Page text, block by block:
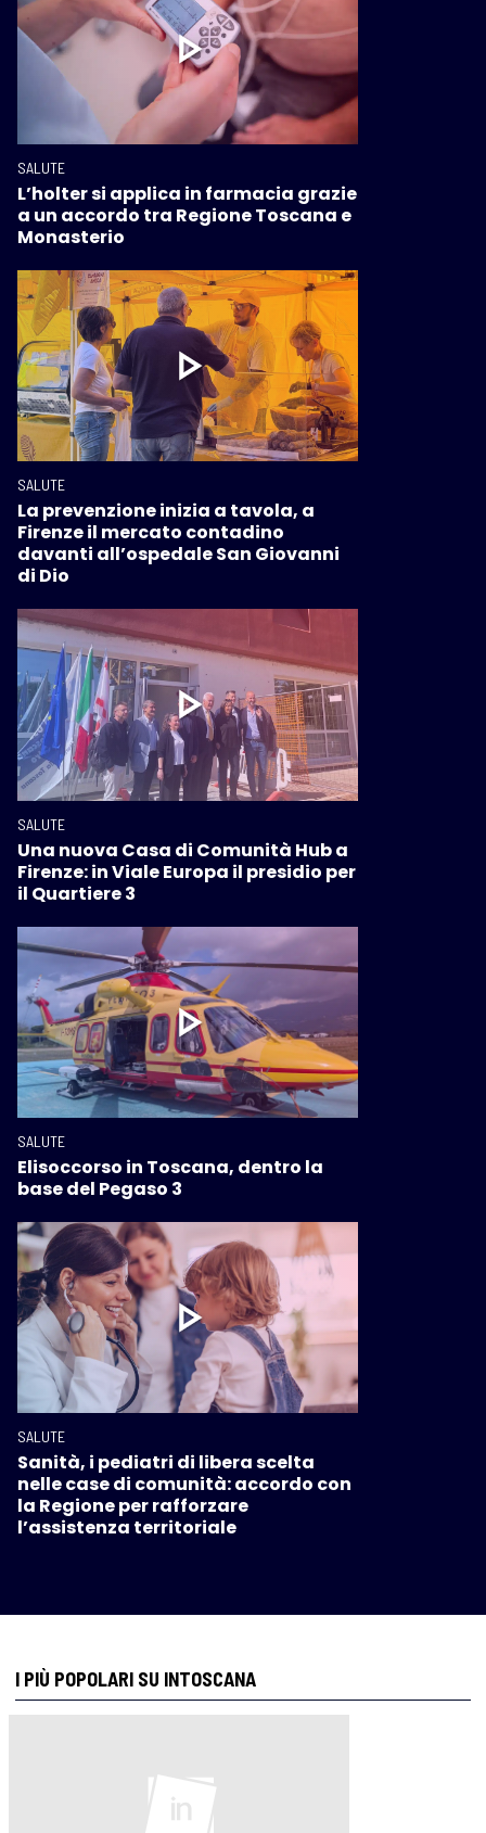
SALUTE
L’holter si applica in farmacia grazie
a un accordo tra Regione Toscana e
Monasterio
SALUTE
La prevenzione inizia a tavola, a
Firenze il mercato contadino
davanti all’ospedale San Giovanni
di Dio
SALUTE
Una nuova Casa di Comunità Hub a
Firenze: in Viale Europa il presidio per
il Quartiere 3
SALUTE
Elisoccorso in Toscana, dentro la
base del Pegaso 3
SALUTE
Sanità, i pediatri di libera scelta
nelle case di comunità: accordo con
la Regione per rafforzare
l’assistenza territoriale
I PIÙ POPOLARI SU INTOSCANA